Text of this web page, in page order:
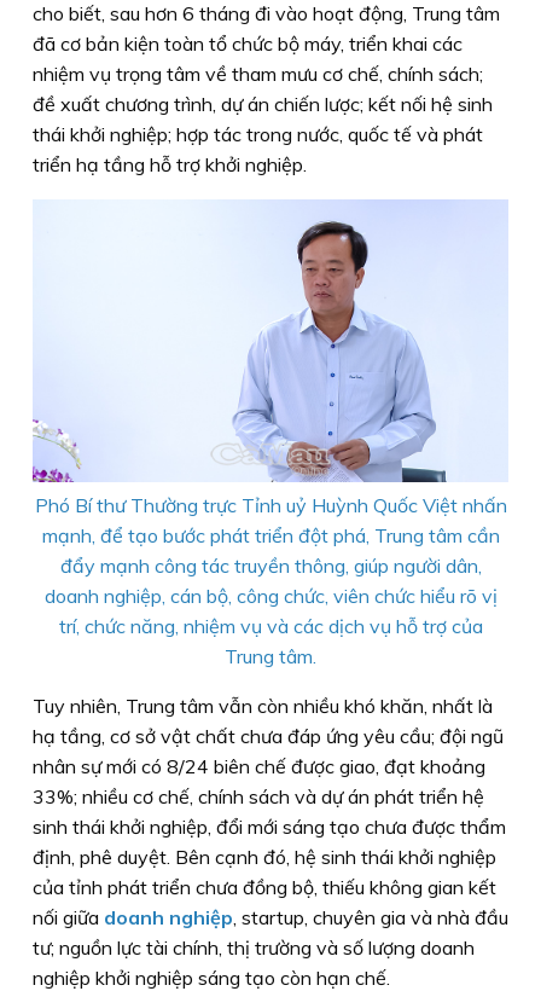
cho biết, sau hơn 6 tháng đi vào hoạt động, Trung tâm
đã cơ bản kiện toàn tổ chức bộ máy, triển khai các
nhiệm vụ trọng tâm về tham mưu cơ chế, chính sách;
đề xuất chương trình, dự án chiến lược; kết nối hệ sinh
thái khởi nghiệp; hợp tác trong nước, quốc tế và phát
triển hạ tầng hỗ trợ khởi nghiệp.
Phó Bí thư Thường trực Tỉnh uỷ Huỳnh Quốc Việt nhấn
mạnh, để tạo bước phát triển đột phá, Trung tâm cần
đẩy mạnh công tác truyền thông, giúp người dân,
doanh nghiệp, cán bộ, công chức, viên chức hiểu rõ vị
trí, chức năng, nhiệm vụ và các dịch vụ hỗ trợ của
Trung tâm.
Tuy nhiên, Trung tâm vẫn còn nhiều khó khăn, nhất là
hạ tầng, cơ sở vật chất chưa đáp ứng yêu cầu; đội ngũ
nhân sự mới có 8/24 biên chế được giao, đạt khoảng
33%; nhiều cơ chế, chính sách và dự án phát triển hệ
sinh thái khởi nghiệp, đổi mới sáng tạo chưa được thẩm
định, phê duyệt. Bên cạnh đó, hệ sinh thái khởi nghiệp
của tỉnh phát triển chưa đồng bộ, thiếu không gian kết
nối giữa doanh nghiệp , startup, chuyên gia và nhà đầu
tư; nguồn lực tài chính, thị trường và số lượng doanh
nghiệp khởi nghiệp sáng tạo còn hạn chế.